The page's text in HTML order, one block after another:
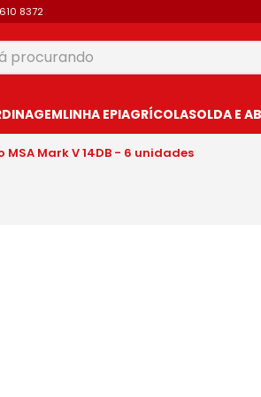
8372
LINHA EPIAGRÍCOLASOLDA E
Mark V 14DB - 6 unidades